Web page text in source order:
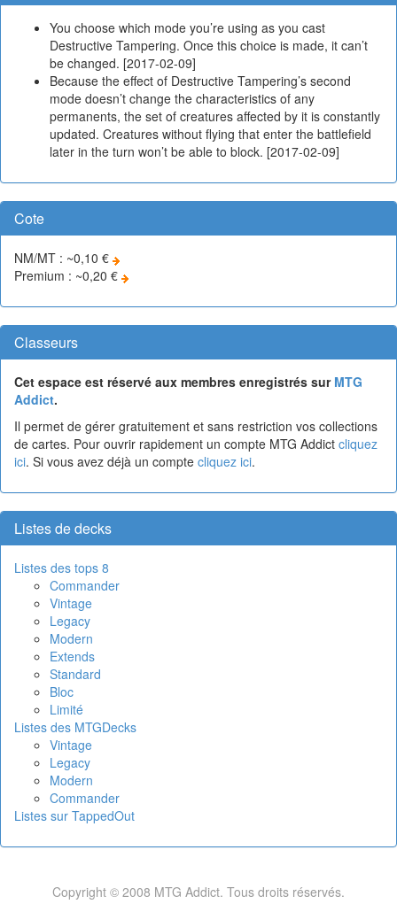
You choose which mode you’re using as you cast
Destructive Tampering. Once this choice is made, it can’t
be changed. [2017-02-09]
Because the effect of Destructive Tampering’s second
mode doesn’t change the characteristics of any
permanents, the set of creatures affected by it is constantly
updated. Creatures without flying that enter the battlefield
later in the turn won’t be able to block. [2017-02-09]
Cote
NM/MT : ~0,10 €
Premium : ~0,20 €
Classeurs
Cet espace est réservé aux membres enregistrés sur MTG
Addict.
Il permet de gérer gratuitement et sans restriction vos collections
de cartes. Pour ouvrir rapidement un compte MTG Addict cliquez
ici. Si vous avez déjà un compte cliquez ici.
Listes de decks
Listes des tops 8
Commander
Vintage
Legacy
Modern
Extends
Standard
Bloc
Limité
Listes des MTGDecks
Vintage
Legacy
Modern
Commander
Listes sur TappedOut
Copyright © 2008 MTG Addict. Tous droits réservés.